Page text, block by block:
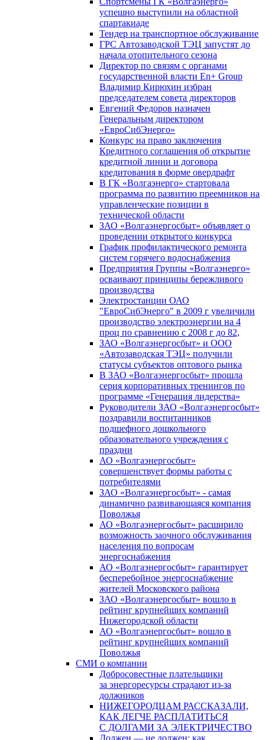
успешно выступили на областной
спартакиаде
Тендер на транспортное обслуживание
ГРС Автозаводской ТЭЦ запустят до
начала отопительного сезона
Директор по связям с органами
государственной власти En+ Group
Владимир Кирюхин избран
председателем совета директоров
Евгений Федоров назначен
Генеральным директором
«ЕвроСибЭнерго»
Конкурс на право заключения
Кредитного соглашения об открытие
кредитной линии и договора
кредитования в форме овердрафт
В ГК «Волгаэнерго» стартовала
программа по развитию преемников на
управленческие позиции в
технической области
ЗАО «Волгаэнергосбыт» объявляет о
проведении открытого конкурса
График профилактического ремонта
систем горячего водоснабжения
Предприятия Группы «Волгаэнерго»
осваивают принципы бережливого
производства
Электростанции ОАО
"ЕвроСибЭнерго" в 2009 г увеличили
производство электроэнергии на 4
проц по сравнению с 2008 г до 82,
ЗАО «Волгаэнергосбыт» и ООО
«Автозаводская ТЭЦ» получили
статусы субъектов оптового рынка
В ЗАО «Волгаэнергосбыт» прошла
серия корпоративных тренингов по
программе «Генерация лидерства»
Руководители ЗАО «Волгаэнергосбыт»
поздравили воспитанников
подшефного дошкольного
образовательного учреждения с
праздни
АО «Волгаэнергосбыт»
совершенствует формы работы с
потребителями
ЗАО «Волгаэнергосбыт» - самая
динамично развивающаяся компания
Поволжья
АО «Волгаэнергосбыт» расширило
возможность заочного обслуживания
населения по вопросам
энергоснабжения
АО «Волгаэнергосбыт» гарантирует
бесперебойное энергоснабжение
жителей Московского района
ЗАО «Волгаэнергосбыт» вошло в
рейтинг крупнейших компаний
Нижегородской области
АО «Волгаэнергосбыт» вошло в
рейтинг крупнейших компаний
Поволжья
СМИ о компании
Добросовестные плательщики
за энергоресурсы страдают из-за
должников
НИЖЕГОРОДЦАМ РАССКАЗАЛИ,
КАК ЛЕГЧЕ РАСПЛАТИТЬСЯ
С ДОЛГАМИ ЗА ЭЛЕКТРИЧЕСТВО